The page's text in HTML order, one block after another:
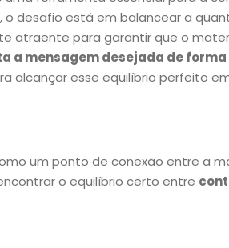
desafio está em balancear a
atraente para garantir que o
a mensagem desejada de
alcançar esse equilíbrio perfeito
um ponto de conexão entre a
o equilíbrio certo entre